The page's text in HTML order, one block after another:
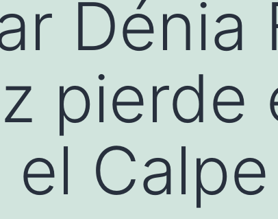
Dénia
pierde